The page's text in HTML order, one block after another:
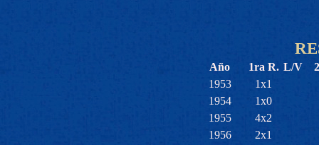
Año 1ra R. L/V
1953
1x1
1954
1x0
1955
4x2
1956
2x1